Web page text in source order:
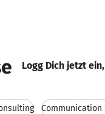
Logg Dich jetzt
Communication